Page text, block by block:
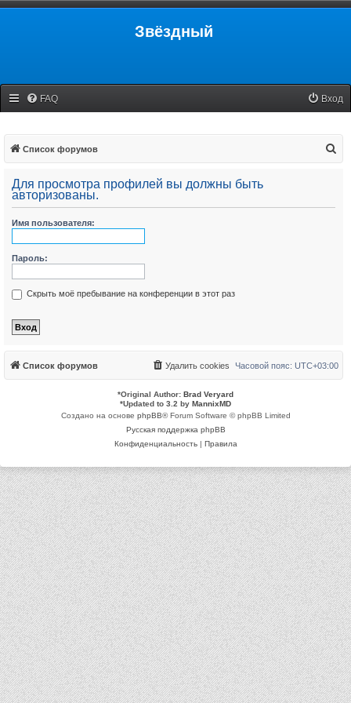
Звёздный
FAQ Вход
Список форумов
Для просмотра профилей вы должны быть
авторизованы.
Имя пользователя:
Пароль:
Скрыть моё пребывание на конференции в этот раз
Список форумов Часовой пояс: UTC+03:00
Удалить cookies
*Original Author: Brad Veryard
*Updated to 3.2 by MannixMD
Создано на основе phpBB® Forum Software © phpBB Limited
Русская поддержка phpBB
Конфиденциальность| Правила